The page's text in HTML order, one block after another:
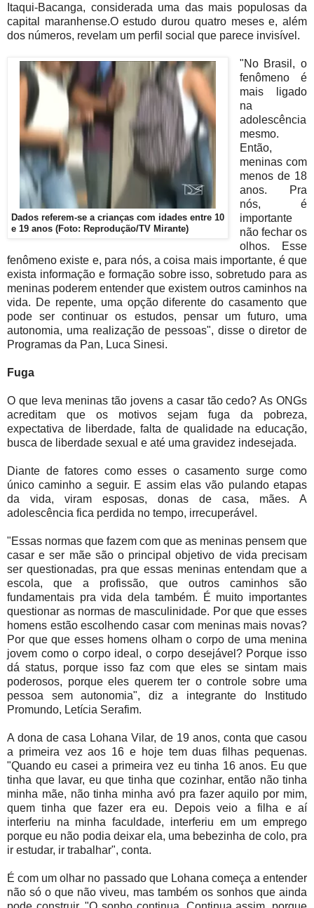
Itaqui-Bacanga, considerada uma das mais populosas da
capital maranhense.O estudo durou quatro meses e, além
dos números, revelam um perfil social que parece invisível.
Dados referem-se a crianças com idades entre 10
e 19 anos (Foto: Reprodução/TV Mirante)
"No Brasil, o
fenômeno é
mais ligado
na
adolescência
mesmo.
Então,
meninas com
menos de 18
anos. Pra
nós, é
importante
não fechar os
olhos. Esse
fenômeno existe e, para nós, a coisa mais importante, é que
exista informação e formação sobre isso, sobretudo para as
meninas poderem entender que existem outros caminhos na
vida. De repente, uma opção diferente do casamento que
pode ser continuar os estudos, pensar um futuro, uma
autonomia, uma realização de pessoas", disse o diretor de
Programas da Pan, Luca Sinesi.
Fuga
O que leva meninas tão jovens a casar tão cedo? As ONGs
acreditam que os motivos sejam fuga da pobreza,
expectativa de liberdade, falta de qualidade na educação,
busca de liberdade sexual e até uma gravidez indesejada.
Diante de fatores como esses o casamento surge como
único caminho a seguir. E assim elas vão pulando etapas
da vida, viram esposas, donas de casa, mães. A
adolescência fica perdida no tempo, irrecuperável.
"Essas normas que fazem com que as meninas pensem que
casar e ser mãe são o principal objetivo de vida precisam
ser questionadas, pra que essas meninas entendam que a
escola, que a profissão, que outros caminhos são
fundamentais pra vida dela também. É muito importantes
questionar as normas de masculinidade. Por que que esses
homens estão escolhendo casar com meninas mais novas?
Por que que esses homens olham o corpo de uma menina
jovem como o corpo ideal, o corpo desejável? Porque isso
dá status, porque isso faz com que eles se sintam mais
poderosos, porque eles querem ter o controle sobre uma
pessoa sem autonomia", diz a integrante do Institudo
Promundo, Letícia Serafim.
A dona de casa Lohana Vilar, de 19 anos, conta que casou
a primeira vez aos 16 e hoje tem duas filhas pequenas.
"Quando eu casei a primeira vez eu tinha 16 anos. Eu que
tinha que lavar, eu que tinha que cozinhar, então não tinha
minha mãe, não tinha minha avó pra fazer aquilo por mim,
quem tinha que fazer era eu. Depois veio a filha e aí
interferiu na minha faculdade, interferiu em um emprego
porque eu não podia deixar ela, uma bebezinha de colo, pra
ir estudar, ir trabalhar", conta.
É com um olhar no passado que Lohana começa a entender
não só o que não viveu, mas também os sonhos que ainda